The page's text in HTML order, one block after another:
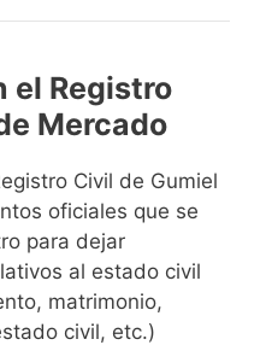
el Registro
Mercado
Civil de Gumiel
oficiales que se
para dejar
al estado civil
matrimonio,
civil, etc.)